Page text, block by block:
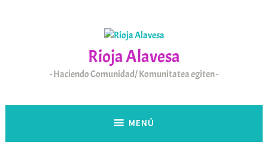
Rioja Alavesa
Haciendo Comunidad/ Komunitatea egiten
MENÚ